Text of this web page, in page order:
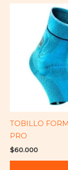
TOBILLO
PRO
$60.000